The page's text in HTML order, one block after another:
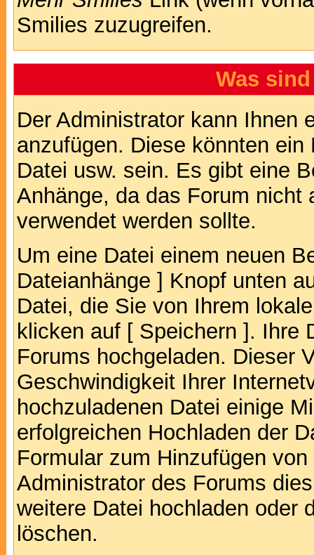
Smilies zuzugreifen.
Was
Der Administrator kann Ihnen
anzufügen. Diese könnten
Datei usw. sein. Es gibt eine
Anhänge, da das Forum nicht
verwendet werden sollte.
Um eine Datei einem neuen
Dateianhänge ] Knopf unten
Datei, die Sie von Ihrem
klicken auf [ Speichern ]. Ihre
Forums hochgeladen. Dieser
Geschwindigkeit Ihrer
hochzuladenen Datei einige
erfolgreichen Hochladen der
Formular zum Hinzufügen
Administrator des Forums
weitere Datei hochladen oder
löschen.